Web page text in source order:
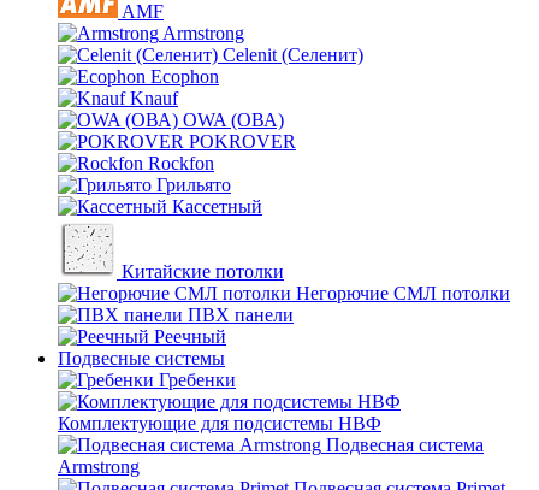
AMF
Armstrong
Celenit (Селенит)
Ecophon
Knauf
OWA (ОВА)
POKROVER
Rockfon
Грильято
Кассетный
Китайские потолки
Негорючие СМЛ потолки
ПВХ панели
Реечный
Подвесные системы
Гребенки
Комплектующие для подсистемы НВФ
Подвесная система
Armstrong